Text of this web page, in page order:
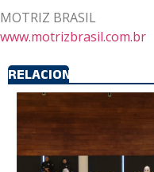
MOTRIZ BRASIL
www.motrizbrasil.com.br
RELACIONADOS